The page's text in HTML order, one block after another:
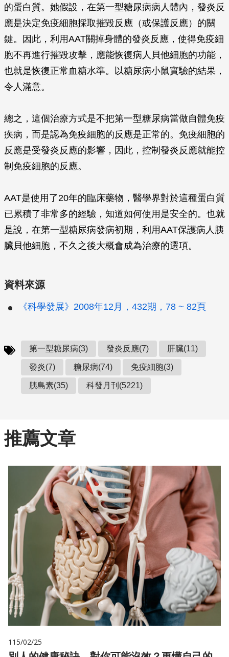
的蛋白質。她假設，在第一型糖尿病病人體內，發炎反
應是決定免疫細胞採取摧毀反應（或保護反應）的關
鍵。因此，利用AAT關掉身體的發炎反應，使得免疫細
胞不再進行摧毀攻擊，應能恢復病人貝他細胞的功能，
也就是恢復正常血糖水準。以糖尿病小鼠實驗的結果，
令人滿意。
總之，這個治療方式是不把第一型糖尿病當做自體免疫
疾病，而是認為免疫細胞的反應是正常的。免疫細胞的
反應是受發炎反應的影響，因此，控制發炎反應就能控
制免疫細胞的反應。
AAT是使用了20年的臨床藥物，醫學界對於這種蛋白質
已累積了非常多的經驗，知道如何使用是安全的。也就
是說，在第一型糖尿病發病初期，利用AAT保護病人胰
臟貝他細胞，不久之後大概會成為治療的選項。
資料來源
《科學發展》2008年12月，432期，78 ~ 82頁
第一型糖尿病(3) 發炎反應(7) 肝臟(11)
發炎(7) 糖尿病(74) 免疫細胞(3)
胰島素(35) 科發月刊(5221)
推薦文章
115/02/25